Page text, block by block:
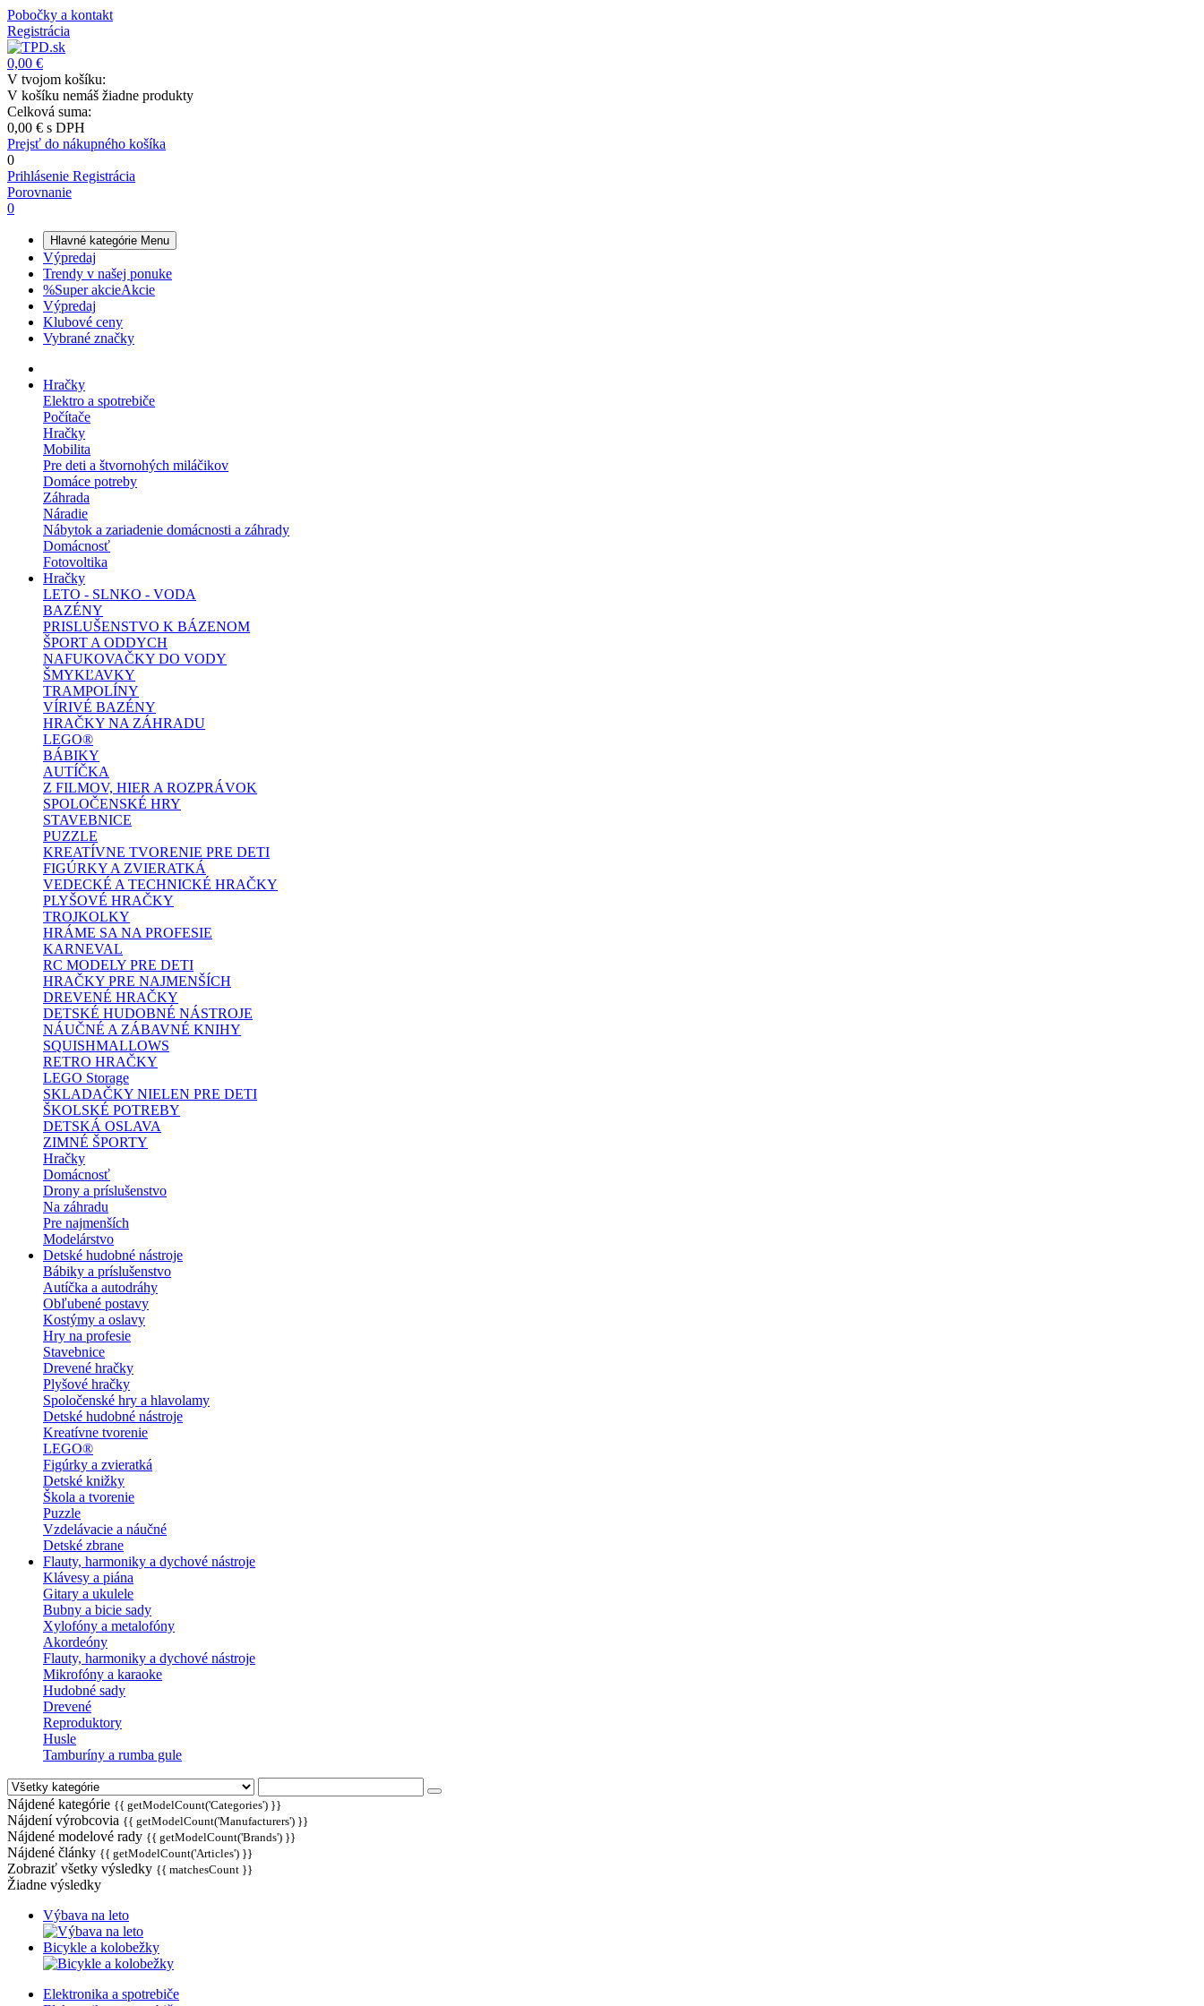
Pobočky a kontakt
Registrácia
0,00 €
V tvojom košíku:
V košíku nemáš žiadne produkty
Celková suma:
0,00 € s DPH
Prejsť do nákupného košíka
0
Prihlásenie Registrácia
Porovnanie
0
Hlavné kategórie Menu
Výpredaj
Trendy v našej ponuke
%Super akcieAkcie
Výpredaj
Klubové ceny
Vybrané značky
Hračky
Elektro a spotrebiče
Počítače
Hračky
Mobilita
Pre deti a štvornohých miláčikov
Domáce potreby
Záhrada
Náradie
Nábytok a zariadenie domácnosti a záhrady
Domácnosť
Fotovoltika
Hračky
LETO - SLNKO - VODA
BAZÉNY
PRISLUŠENSTVO K BÁZENOM
ŠPORT A ODDYCH
NAFUKOVAČKY DO VODY
ŠMYKĽAVKY
TRAMPOLÍNY
VÍRIVÉ BAZÉNY
HRAČKY NA ZÁHRADU
LEGO®
BÁBIKY
AUTÍČKA
Z FILMOV, HIER A ROZPRÁVOK
SPOLOČENSKÉ HRY
STAVEBNICE
PUZZLE
KREATÍVNE TVORENIE PRE DETI
FIGÚRKY A ZVIERATKÁ
VEDECKÉ A TECHNICKÉ HRAČKY
PLYŠOVÉ HRAČKY
TROJKOLKY
HRÁME SA NA PROFESIE
KARNEVAL
RC MODELY PRE DETI
HRAČKY PRE NAJMENŠÍCH
DREVENÉ HRAČKY
DETSKÉ HUDOBNÉ NÁSTROJE
NÁUČNÉ A ZÁBAVNÉ KNIHY
SQUISHMALLOWS
RETRO HRAČKY
LEGO Storage
SKLADAČKY NIELEN PRE DETI
ŠKOLSKÉ POTREBY
DETSKÁ OSLAVA
ZIMNÉ ŠPORTY
Hračky
Domácnosť
Drony a príslušenstvo
Na záhradu
Pre najmenších
Modelárstvo
Detské hudobné nástroje
Bábiky a príslušenstvo
Autíčka a autodráhy
Obľubené postavy
Kostýmy a oslavy
Hry na profesie
Stavebnice
Drevené hračky
Plyšové hračky
Spoločenské hry a hlavolamy
Detské hudobné nástroje
Kreatívne tvorenie
LEGO®
Figúrky a zvieratká
Detské knižky
Škola a tvorenie
Puzzle
Vzdelávacie a náučné
Detské zbrane
Flauty, harmoniky a dychové nástroje
Klávesy a piána
Gitary a ukulele
Bubny a bicie sady
Xylofóny a metalofóny
Akordeóny
Flauty, harmoniky a dychové nástroje
Mikrofóny a karaoke
Hudobné sady
Drevené
Reproduktory
Husle
Tamburíny a rumba gule
Nájdené kategórie {{ getModelCount('Categories') }}
Nájdení výrobcovia {{ getModelCount('Manufacturers') }}
Nájdené modelové rady {{ getModelCount('Brands') }}
Nájdené články {{ getModelCount('Articles') }}
Zobraziť všetky výsledky {{ matchesCount }}
Žiadne výsledky
Výbava na leto
Bicykle a kolobežky
Elektronika a spotrebiče